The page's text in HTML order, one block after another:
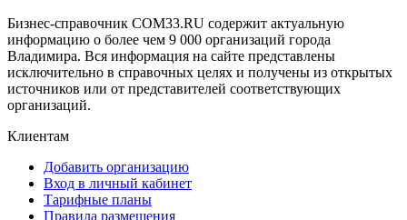
Бизнес-справочник COM33.RU содержит актуальную
информацию о более чем 9 000 организаций города
Владимира. Вся информация на сайте представлены
исключительно в справочных целях и получены из открытых
источников или от представителей соответствующих
организаций.
Клиентам
Добавить организацию
Вход в личный кабинет
Тарифные планы
Правила размещения